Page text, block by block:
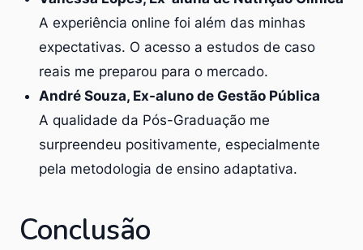
A experiência online foi além das minhas
expectativas. O acesso a estudos de caso
reais me preparou para o mercado.
André Souza, Ex-aluno de Gestão Pública
A qualidade da Pós-Graduação me
surpreendeu positivamente, especialmente
pela metodologia de ensino adaptativa.
Conclusão